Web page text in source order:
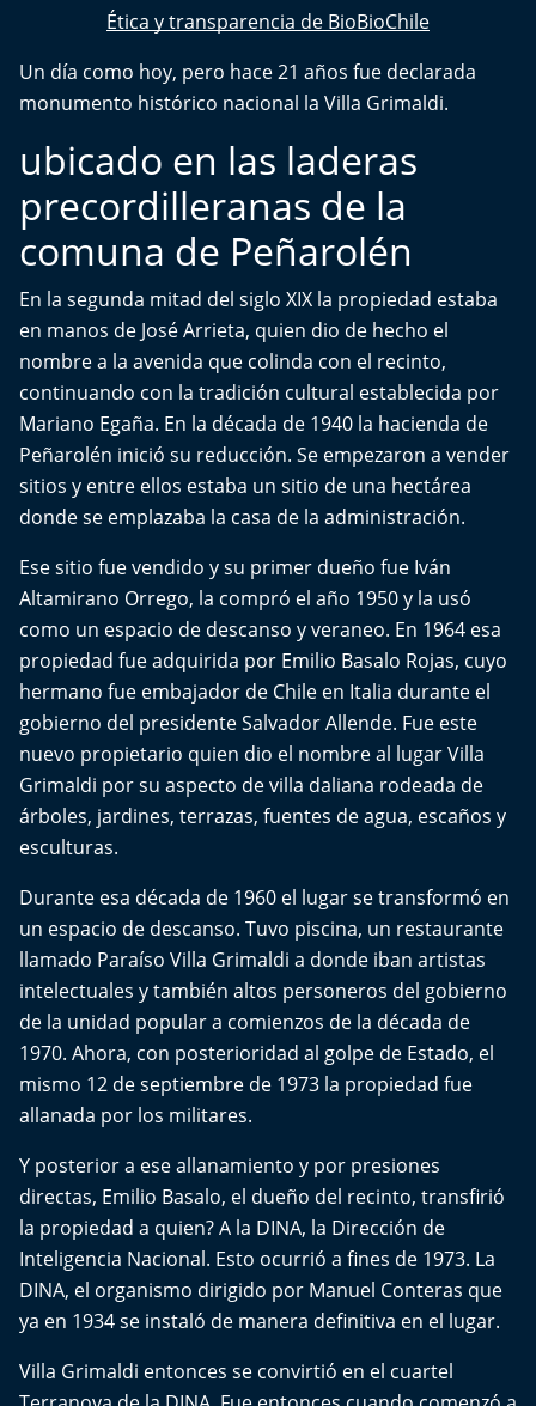
Más de 100 Días
Tu Mereces Ser Feliz
Efemérides
Del Fin del Mundo
Deportes
Conexión Digital
La Ruta del Pulsar
Psicología Abierta
Impacto Tecnológico
Sesiones Dieciocheras
Expreso PM
Conecta Vida
Te invito a tomar once
Bío Bío en Ruta
Especiales
Chiche cuadra y su parrilla
Motorfem
Agenda Propia
Chile, Historia de 30 años
Carrera a La Moneda
Ética y transparencia de BioBioChile
Un día como hoy, pero hace 21 años fue declarada
monumento histórico nacional la Villa Grimaldi.
ubicado en las laderas
precordilleranas de la
comuna de Peñarolén
En la segunda mitad del siglo XIX la propiedad estaba
en manos de José Arrieta, quien dio de hecho el
nombre a la avenida que colinda con el recinto,
continuando con la tradición cultural establecida por
Mariano Egaña. En la década de 1940 la hacienda de
Peñarolén inició su reducción. Se empezaron a vender
sitios y entre ellos estaba un sitio de una hectárea
donde se emplazaba la casa de la administración.
Ese sitio fue vendido y su primer dueño fue Iván
Altamirano Orrego, la compró el año 1950 y la usó
como un espacio de descanso y veraneo. En 1964 esa
propiedad fue adquirida por Emilio Basalo Rojas, cuyo
hermano fue embajador de Chile en Italia durante el
gobierno del presidente Salvador Allende. Fue este
nuevo propietario quien dio el nombre al lugar Villa
Grimaldi por su aspecto de villa daliana rodeada de
árboles, jardines, terrazas, fuentes de agua, escaños y
esculturas.
Durante esa década de 1960 el lugar se transformó en
un espacio de descanso. Tuvo piscina, un restaurante
llamado Paraíso Villa Grimaldi a donde iban artistas
intelectuales y también altos personeros del gobierno
de la unidad popular a comienzos de la década de
1970. Ahora, con posterioridad al golpe de Estado, el
mismo 12 de septiembre de 1973 la propiedad fue
allanada por los militares.
Y posterior a ese allanamiento y por presiones
directas, Emilio Basalo, el dueño del recinto, transfirió
la propiedad a quien? A la DINA, la Dirección de
Inteligencia Nacional. Esto ocurrió a fines de 1973. La
DINA, el organismo dirigido por Manuel Conteras que
ya en 1934 se instaló de manera definitiva en el lugar.
Villa Grimaldi entonces se convirtió en el cuartel